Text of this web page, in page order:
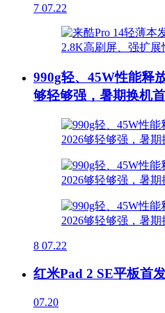
7 07.22
990g轻、45W性能释
够轻够强，暑期换机
8 07.22
红米Pad 2 SE平板首
07.20